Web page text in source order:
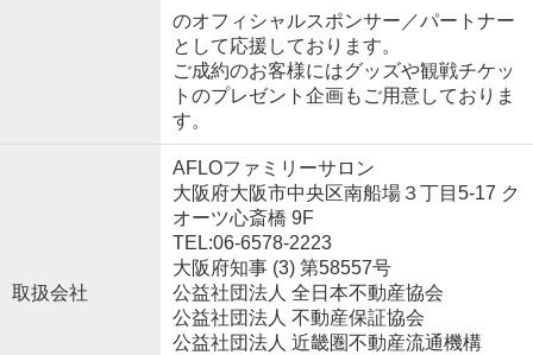
のオフィシャルスポンサー／パートナー
として応援しております。
ご成約のお客様にはグッズや観戦チケッ
トのプレゼント企画もご用意しておりま
す。
取扱会社
AFLOファミリーサロン
大阪府大阪市中央区南船場３丁目5-17 ク
オーツ心斎橋 9F
TEL:06-6578-2223
大阪府知事 (3) 第58557号
公益社団法人 全日本不動産協会
公益社団法人 不動産保証協会
公益社団法人 近畿圏不動産流通機構